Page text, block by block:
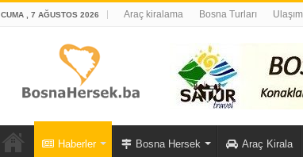
CUMA , 7 AĞUSTOS 2026 Araç kiralama Bosna Turları Ulaşım
Haberler Bosna Hersek Araç Kirala